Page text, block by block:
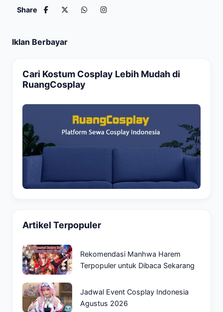
Share
Iklan Berbayar
Cari Kostum Cosplay Lebih Mudah di
RuangCosplay
Artikel Terpopuler
Rekomendasi Manhwa Harem
Terpopuler untuk Dibaca Sekarang
Jadwal Event Cosplay Indonesia
Agustus 2026